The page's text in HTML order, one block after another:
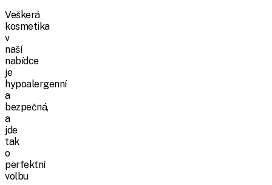
Veškerá
kosmetika
v
naší
nabídce
je
hypoalergenní
a
bezpečná,
a
jde
tak
o
perfektní
volbu